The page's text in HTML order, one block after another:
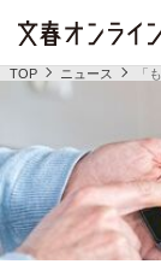
TOP ニュース 「